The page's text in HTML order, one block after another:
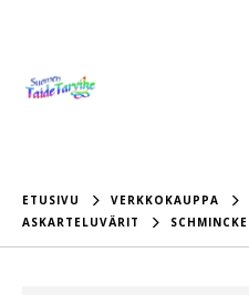
ETUSIVU VERKKOKAUPPA
ASKARTELUVÄRIT
SCHMINCKE